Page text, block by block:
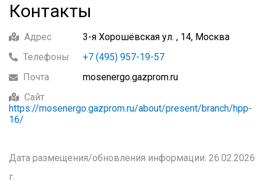
Контакты
Адрес
3-я Хорошёвская ул. , 14, Москва
Телефоны
+7 (495) 957-19-57
Почта
mosenergo.gazprom.ru
Сайт
https://mosenergo.gazprom.ru/about/present/branch/hpp-
16/
Дата размещения/обновления информации: 26.02.2026
г.